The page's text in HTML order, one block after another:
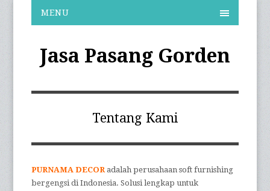
MENU
Jasa Pasang Gorden
Tentang Kami
PURNAMA DECORadalah perusahaan soft furnishing
bergengsi di Indonesia. Solusi lengkap untuk